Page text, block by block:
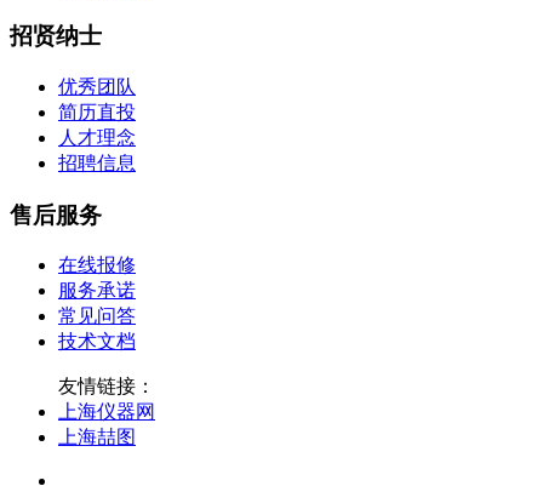
招贤纳士
优秀团队
简历直投
人才理念
招聘信息
售后服务
在线报修
服务承诺
常见问答
技术文档
友情链接：
上海仪器网
上海喆图